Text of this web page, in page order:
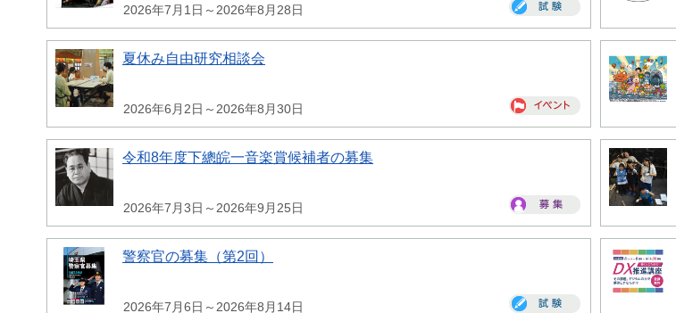
2026年7月1日～2026年8月28日
夏休み自由研究相談会
2026年6月2日～2026年8月30日
令和8年度下總皖一音楽賞候補者の募集
2026年7月3日～2026年9月25日
警察官の募集（第2回）
2026年7月6日～2026年8月14日